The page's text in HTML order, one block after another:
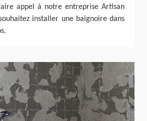
appel à notre entreprise Artisan
installer une baignoire dans